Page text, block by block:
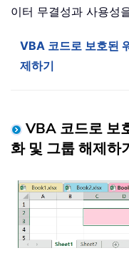
이터 무결성과 사용성
VBA 코드로 보호된
제하기
VBA 코드로 보
화 및 그룹 해제하